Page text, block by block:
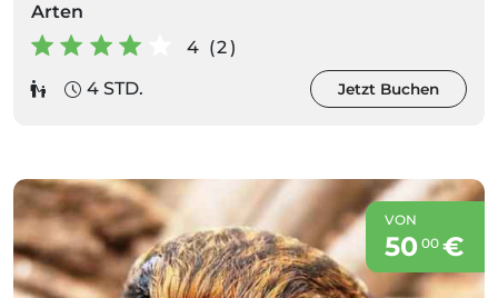
Arten
4 (2)
4 STD.
Jetzt Buchen
VON
50 00€